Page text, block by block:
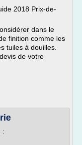
2018 Prix-de-
dans le
finition comme les
tuiles à douilles.
de votre
: